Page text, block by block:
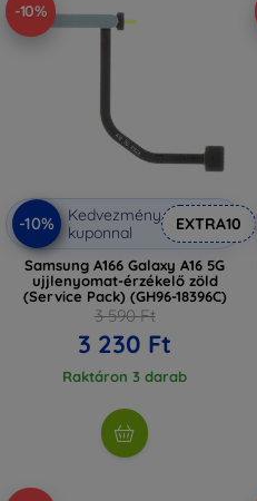
-10%
-10%
Kedvezmény
kuponnal
EXTRA10
Samsung A166 Galaxy A16 5G
ujjlenyomat-érzékelő zöld
(Service Pack) (GH96-18396C)
3 590 Ft
3 230 Ft
Raktáron 3 darab